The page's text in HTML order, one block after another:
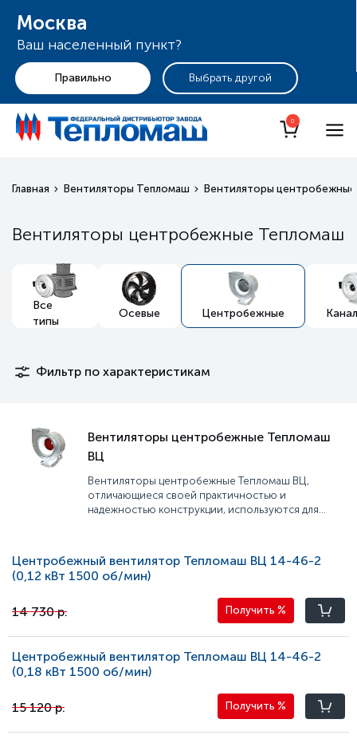
Москва
Ваш населенный пункт?
+7 (495) 255-19-29
0
Главная Вентиляторы Тепломаш Вентиляторы
Вентиляторы центробежные Тепломаш
Все
типы
Осевые Центробежные
Фильтр по характеристикам
Вентиляторы центробежные Тепломаш
ВЦ
Вентиляторы центробежные Тепломаш ВЦ,
отличающиеся своей практичностью и
надежностью конструкции, используются для
низкий уровень шума, что делает их идеальным
выбором для использования в коммерческих и
промышленных помещениях.
Центробежный вентилятор Тепломаш ВЦ 14-46-2
(0,12 кВт 1500 oб/мин)
14 730 р. Получить %
Центробежный вентилятор Тепломаш ВЦ 14-46-2
(0,18 кВт 1500 oб/мин)
15 120 р. Получить %